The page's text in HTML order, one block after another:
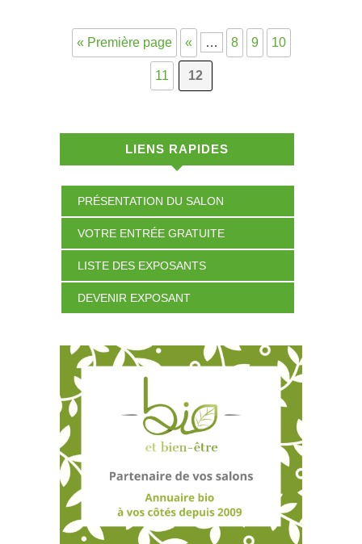
« Première page « … 8 9 10
11 12
LIENS RAPIDES
PRÉSENTATION DU SALON
VOTRE ENTRÉE GRATUITE
LISTE DES EXPOSANTS
DEVENIR EXPOSANT